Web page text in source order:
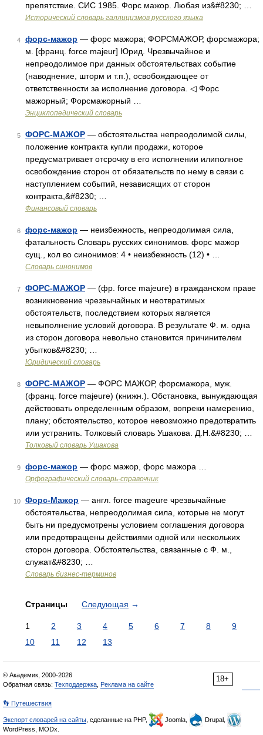
препятствие. СИС 1985. Форс мажор. Любая из&#8230; …
Исторический словарь галлицизмов русского языка
4 форс-мажор — форс мажора; ФОРСМАЖОР, форсмажора;
м. [франц. force majeur] Юрид. Чрезвычайное и
непреодолимое при данных обстоятельствах событие
(наводнение, шторм и т.п.), освобождающее от
ответственности за исполнение договора. ◁ Форс
мажорный; Форсмажорный …
Энциклопедический словарь
5 ФОРС-МАЖОР — обстоятельства непреодолимой силы,
положение контракта купли продажи, которое
предусматривает отсрочку в его исполнении илиполное
освобождение сторон от обязательств по нему в связи с
наступлением событий, независящих от сторон
контракта,&#8230; …
Финансовый словарь
6 форс-мажор — неизбежность, непреодолимая сила,
фатальность Словарь русских синонимов. форс мажор
сущ., кол во синонимов: 4 • неизбежность (12) • …
Словарь синонимов
7 ФОРС-МАЖОР — (фр. force majeure) в гражданском праве
возникновение чрезвычайных и неотвратимых
обстоятельств, последствием которых является
невыполнение условий договора. В результате Ф. м. одна
из сторон договора невольно становится причинителем
убытков&#8230; …
Юридический словарь
8 ФОРС-МАЖОР — ФОРС МАЖОР, форсмажора, муж.
(франц. force majeure) (книжн.). Обстановка, вынуждающая
действовать определенным образом, вопреки намерению,
плану; обстоятельство, которое невозможно предотвратить
или устранить. Толковый словарь Ушакова. Д.Н.&#8230; …
Толковый словарь Ушакова
9 форс-мажор — форс мажор, форс мажора …
Орфографический словарь-справочник
10 Форс-Мажор — англ. force mageure чрезвычайные
обстоятельства, непреодолимая сила, которые не могут
быть ни предусмотрены условием соглашения договора
или предотвращены действиями одной или нескольких
сторон договора. Обстоятельства, связанные с Ф. м.,
служат&#8230; …
Словарь бизнес-терминов
Страницы Следующая →
1 2 3 4 5 6 7 8
9
10
11 12 13
18+
© Академик, 2000-2026
Обратная связь: Техподдержка Реклама на сайте
👣 Путешествия
Экспорт словарей на сайты , сделанные на PHP, Joomla,
Drupal,
WordPress, MODx.